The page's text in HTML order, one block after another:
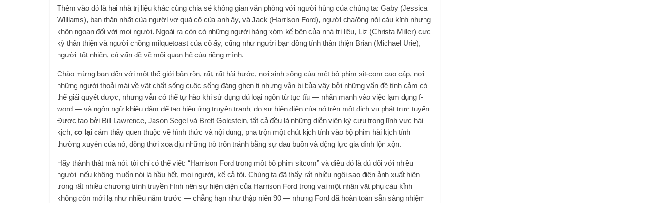
Thêm vào đó là hai nhà trị liệu khác cùng chia sẻ không gian văn phòng với người hùng của chúng ta: Gaby (Jessica
Williams), bạn thân nhất của người vợ quá cố của anh ấy, và Jack (Harrison Ford), người cha/ông nội cáu kỉnh nhưng
khôn ngoan đối với mọi người. Ngoài ra còn có những người hàng xóm kế bên của nhà trị liệu, Liz (Christa Miller) cực
kỳ thân thiện và người chồng milquetoast của cô ấy, cũng như người bạn đồng tính thân thiện Brian (Michael Urie),
người, tất nhiên, có vấn đề về mối quan hệ của riêng mình.
Chào mừng bạn đến với một thế giới bận rộn, rất, rất hài hước, nơi sinh sống của một bộ phim sit-com cao cấp, nơi
những người thoải mái về vật chất sống cuộc sống đáng ghen tị nhưng vẫn bị bủa vây bởi những vấn đề tình cảm có
thể giải quyết được, nhưng vẫn có thể tự hào khi sử dụng đủ loại ngôn từ tục tĩu — nhấn mạnh vào việc lạm dụng f-
word — và ngôn ngữ khiêu dâm để tạo hiệu ứng truyện tranh, do sự hiện diện của nó trên một dịch vụ phát trực tuyến.
Được tạo bởi Bill Lawrence, Jason Segel và Brett Goldstein, tất cả đều là những diễn viên kỳ cựu trong lĩnh vực hài
kịch, co lại cảm thấy quen thuộc về hình thức và nội dung, pha trộn một chút kịch tính vào bộ phim hài kịch tính
thường xuyên của nó, đồng thời xoa dịu những trò trốn tránh bằng sự đau buồn và động lực gia đình lộn xộn.
Hãy thành thật mà nói, tôi chỉ có thể viết: “Harrison Ford trong một bộ phim sitcom” và điều đó là đủ đối với nhiều
người, nếu không muốn nói là hầu hết, mọi người, kể cả tôi. Chúng ta đã thấy rất nhiều ngôi sao điện ảnh xuất hiện
trong rất nhiều chương trình truyền hình nên sự hiện diện của Harrison Ford trong vai một nhân vật phụ cáu kỉnh
không còn mới lạ như nhiều năm trước — chẳng hạn như thập niên 90 — nhưng Ford đã hoàn toàn sẵn sàng nhiệm